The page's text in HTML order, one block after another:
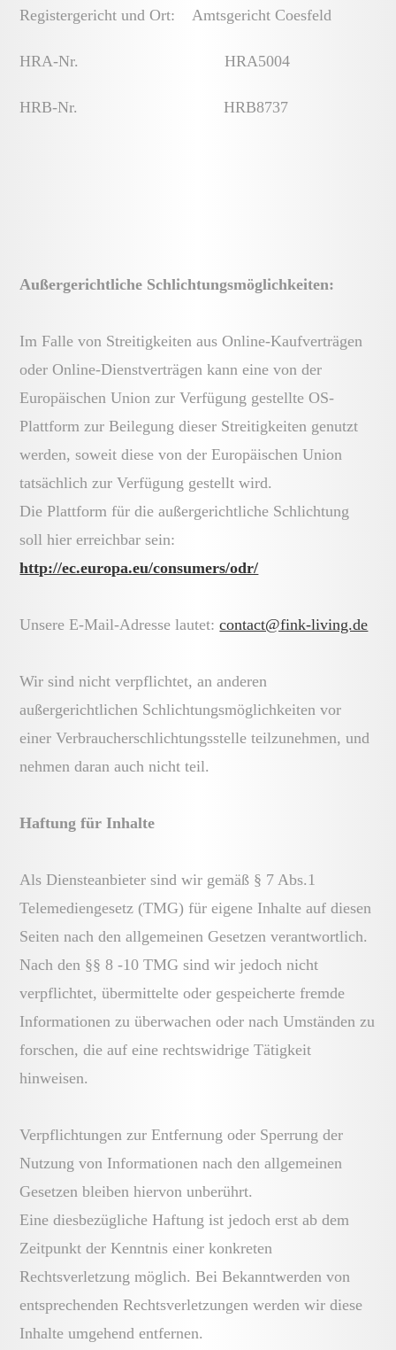
Registergericht und Ort:Amtsgericht Coesfeld
HRA-Nr. HRA5004
HRB-Nr. HRB8737
Außergerichtliche Schlichtungsmöglichkeiten:
Im Falle von Streitigkeiten aus Online-Kaufverträgen
oder Online-Dienstverträgen kann eine von der
Europäischen Union zur Verfügung gestellte OS-
Plattform zur Beilegung dieser Streitigkeiten genutzt
werden, soweit diese von der Europäischen Union
tatsächlich zur Verfügung gestellt wird.
Die Plattform für die außergerichtliche Schlichtung
soll hier erreichbar sein:
http://ec.europa.eu/consumers/odr/
Unsere E-Mail-Adresse lautet:contact@fink-living.de
Wir sind nicht verpflichtet, an anderen
außergerichtlichen Schlichtungsmöglichkeiten vor
einer Verbraucherschlichtungsstelle teilzunehmen, und
nehmen daran auch nicht teil.
Haftung für Inhalte
Als Diensteanbieter sind wir gemäß § 7 Abs.1
Telemediengesetz (TMG) für eigene Inhalte auf diesen
Seiten nach den allgemeinen Gesetzen verantwortlich.
Nach den §§ 8 -10 TMG sind wir jedoch nicht
verpflichtet, übermittelte oder gespeicherte fremde
Informationen zu überwachen oder nach Umständen zu
forschen, die auf eine rechtswidrige Tätigkeit
hinweisen.
Verpflichtungen zur Entfernung oder Sperrung der
Nutzung von Informationen nach den allgemeinen
Gesetzen bleiben hiervon unberührt.
Eine diesbezügliche Haftung ist jedoch erst ab dem
Zeitpunkt der Kenntnis einer konkreten
Rechtsverletzung möglich. Bei Bekanntwerden von
entsprechenden Rechtsverletzungen werden wir diese
Inhalte umgehend entfernen.